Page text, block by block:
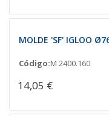
MOLDE 'SF' IGLOO
Código:M 2400.160
14,05 €